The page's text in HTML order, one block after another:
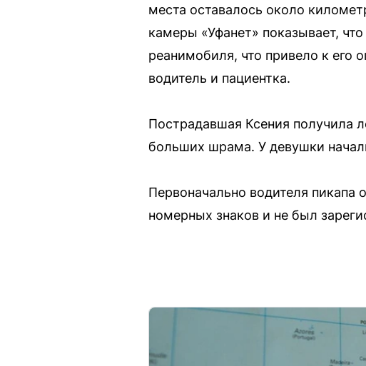
места оставалось около
камеры «Уфанет» показывает,
реанимобиля, что привело к его
водитель и пациентка.
Пострадавшая Ксения получила
больших шрама. У девушки
Первоначально водителя
номерных знаков и не был